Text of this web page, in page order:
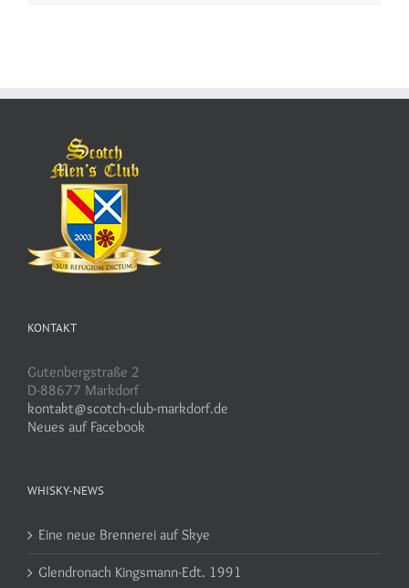
KONTAKT
Gutenbergstraße 2
D-88677 Markdorf
kontakt@scotch-club-markdorf.de
Neues auf Facebook
WHISKY-NEWS
Eine neue Brennerei auf Skye
Glendronach Kingsmann-Edt. 1991